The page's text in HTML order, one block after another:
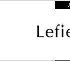
ただし、法令
等の公的機関
同意を得ずに